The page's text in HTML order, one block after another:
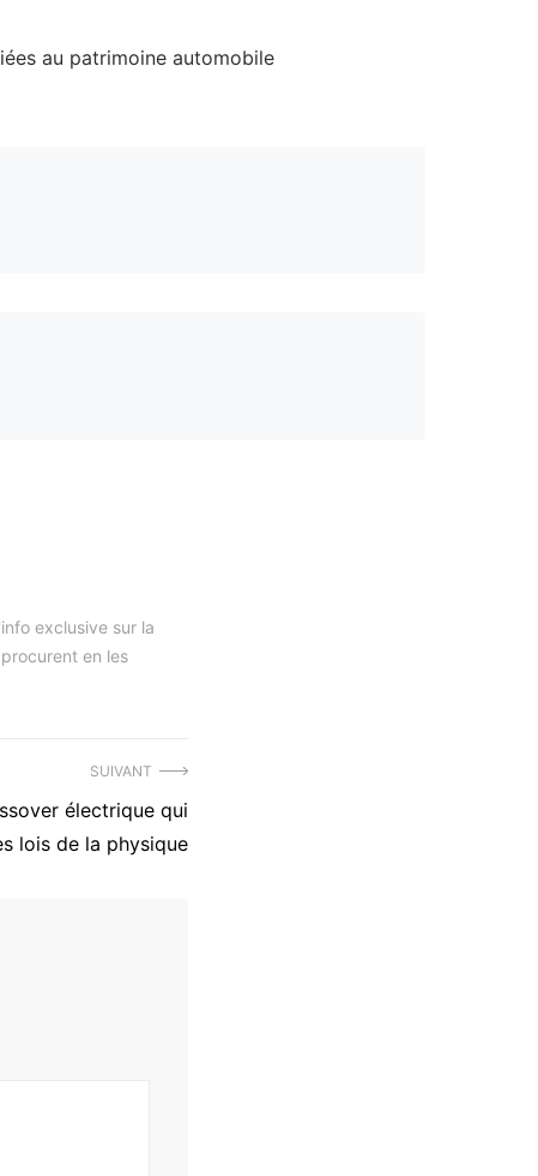
au patrimoine automobile
exclusive sur la
en les
SUIVANT
électrique qui
lois de la physique